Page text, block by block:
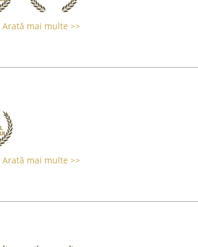
Arată mai multe >>
Arată mai multe >>